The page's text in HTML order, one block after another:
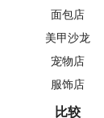
面包店
美甲沙龙
宠物店
服饰店
比较